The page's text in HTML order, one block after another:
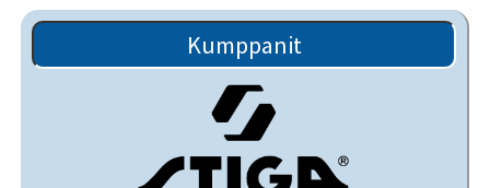
Kumppanit